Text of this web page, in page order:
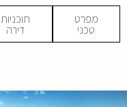
מפרט
טכני
תוכניות
דירה